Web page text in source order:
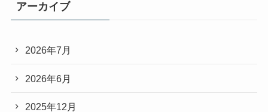
アーカイブ
2026年7月
2026年6月
2025年12月